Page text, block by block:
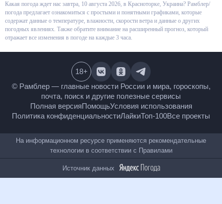
Какая погода ждет нас завтра, 10 августа 2026, в Красноторке, Украина?
Рамблер/погода предлагает ознакомиться с простыми и понятными
графиками, которые содержат данные о температуре, влажности,
скорости ветра и данные о других погодных явлениях. Также обратите
внимание на расширенный прогноз, который отражает все изменения в
© Рамблер — главные новости России и мира,
гороскопы, почта, поиск и другие полезные сервисы
Полная версияПомощьУсловия использования
Все проекты
18+
На информационном ресурсе применяются
рекомендательные технологии в соответствии с